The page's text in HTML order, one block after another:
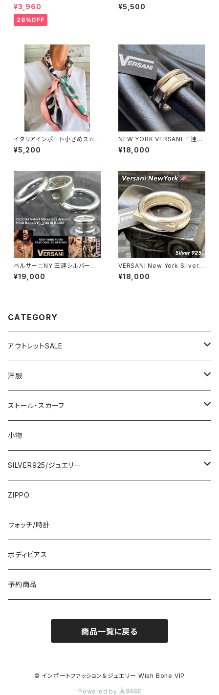
可8/20まで】ワッフル立体フラワ
ー＆無地 2way リバーシブルハ
ット・ワイヤー入り変形ハット・フ
ラワー帽子【ブラック】
¥3,960
28%OFF
さめスカーフ ツヤスカーフ・SIL
K風 バッグスカーフ/ブルー系フ
¥5,500
イタリアインポート小さめスカー
フ・バッグスカーフ/ピンク＆グリ
ーンゼブラ
¥5,200
NEW YORK VERSANI 三連シ
ルバーリング【19～24号】ポリゴ
ンデザイン ベルサーニ｜シルバ
¥18,000
ベルサーニNY 三連シルバーリ
ング【11～16号】VERSANI NE
WYORK ホールドット｜シルバ
¥19,000
VERSANI New York Silver9
25 ベルサーニNY 3連シルバー
リング【16～26号】 スクエアー
¥18,000
CATEGORY
アウトレットSALE
1000円
2000円
3000円
5000円
7000円
洋服
インポートワンピース
ロング・マキシ
ひざ・ミディ
トップス・カーディガン・アウター
カーディガン
イタリア製ジャケット
スカート・パンツ
ストール・スカーフ
大判ストール・ロングスカーフ
小さめスカーフ
コットンストール・スカーフ
冬物・マフラー
小物
SILVER925/ジュエリー
指輪・リング
ネックレス・ペンダントトップ
ピアス・イヤリング
ブレスレット・バングル
ZIPPO
ウォッチ/時計
ボディピアス
予約商品
商品一覧に戻る
© インポートファッション＆ジュエリー Wish Bone VIP
Powered by